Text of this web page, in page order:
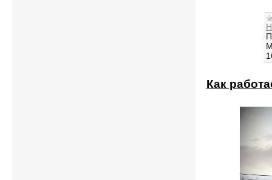
Как